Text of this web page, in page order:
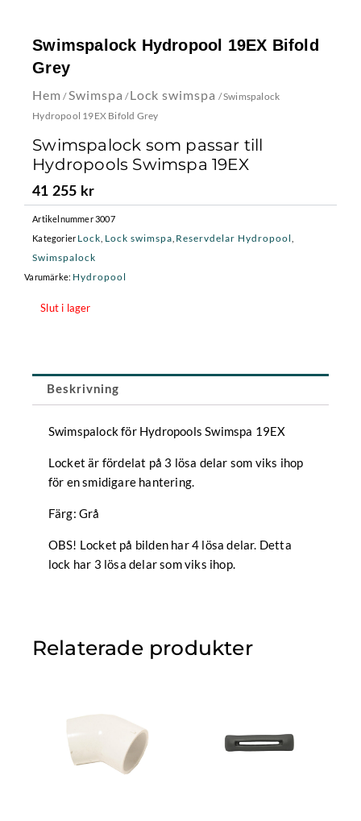
Swimspalock Hydropool 19EX Bifold
Grey
Hem /Swimspa /Lock swimspa / Swimspalock
Hydropool 19EX Bifold Grey
Swimspalock som passar till
Hydropools Swimspa 19EX
41 255 kr
Artikelnummer3007
Kategorier Lock Lock swimspa Reservdelar Hydropool
Swimspalock
Varumärke: Hydropool
Slut i lager
Beskrivning
Swimspalock för Hydropools Swimspa 19EX
Locket är fördelat på 3 lösa delar som viks ihop
för en smidigare hantering.
Färg: Grå
OBS! Locket på bilden har 4 lösa delar. Detta
lock har 3 lösa delar som viks ihop.
Relaterade produkter